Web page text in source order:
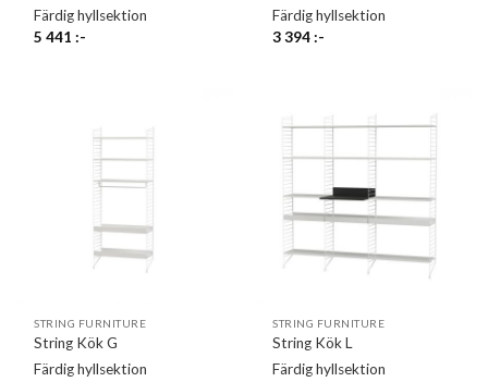
Färdig hyllsektion
5 441:-
Färdig hyllsektion
3 394:-
STRING FURNITURE
String Kök G
Färdig hyllsektion
STRING FURNITURE
String Kök L
Färdig hyllsektion